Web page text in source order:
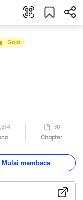
Gold
30
Chapter
Mulai membaca